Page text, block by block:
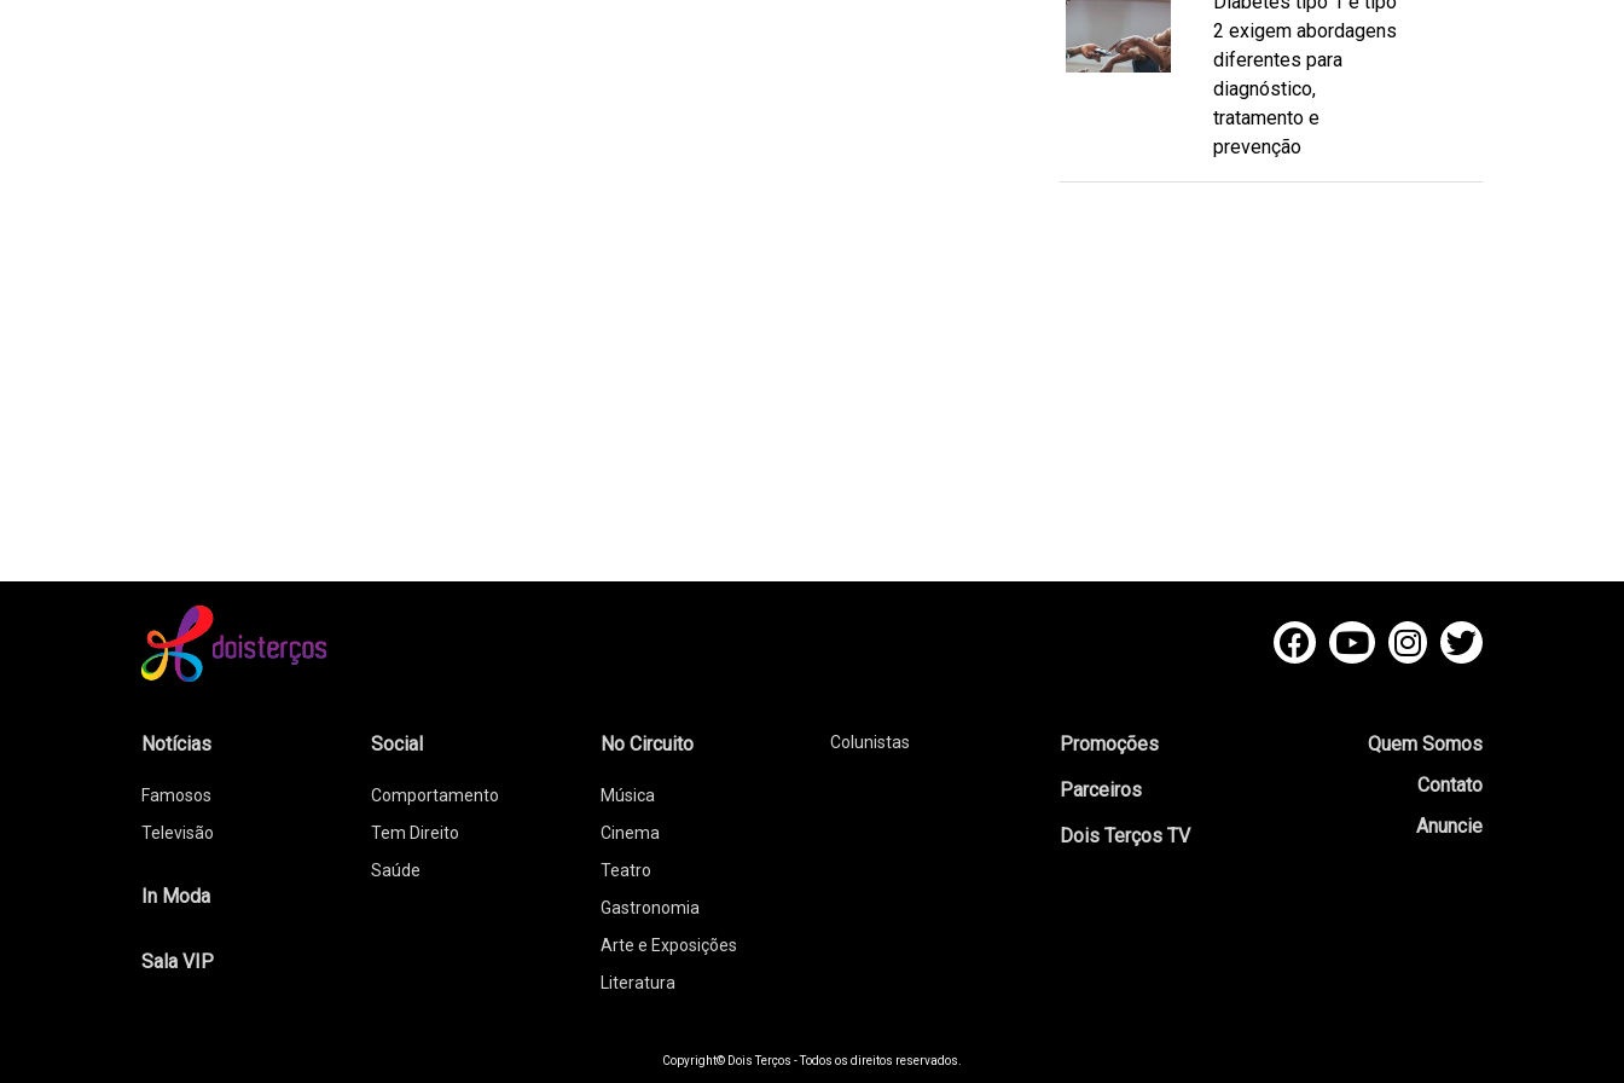
2 exigem abordagens
diferentes para
diagnóstico,
tratamento e
prevenção
Notícias
Famosos
Televisão
In Moda
Sala VIP
Social
Comportamento
Tem Direito
Saúde
No Circuito
Música
Cinema
Teatro
Gastronomia
Arte e Exposições
Literatura
Colunistas
Promoções
Parceiros
Dois Terços TV
Quem Somos
Contato
Anuncie
Copyright© Dois Terços - Todos os direitos reservados.